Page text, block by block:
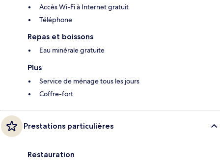
Accès Wi-Fi à Internet gratuit
Téléphone
Repas et boissons
Eau minérale gratuite
Plus
Service de ménage tous les jours
Coffre-fort
Prestations particulières
Restauration